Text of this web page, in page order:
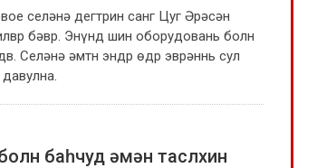
селәнә дегтрин санг Цуг Әрәсән
бәвр. Энүнд шин оборудовань болн
Селәнә әмтн эндр өдр эврәннь сул
баһчуд әмән таслхин